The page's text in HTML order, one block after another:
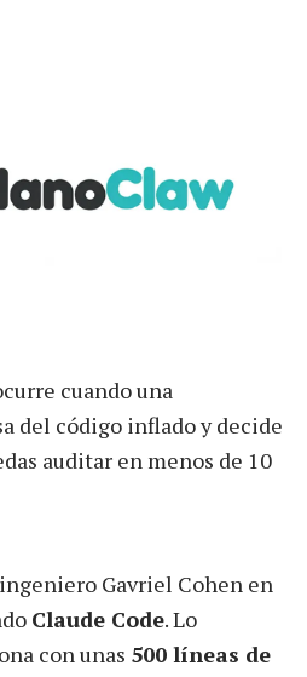
cuando una
del código inflado y decide
auditar en menos de 10
Gavriel Cohen en
Claude Code. Lo
con unas 500 líneas de